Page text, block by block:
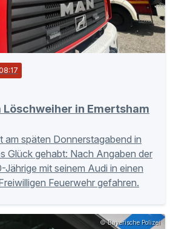
in Emertsham
am späten Donnerstagabend in
Glück gehabt: Nach Angaben der
mit seinem Audi in einen
Feuerwehr gefahren.
© Bayerische Polizei